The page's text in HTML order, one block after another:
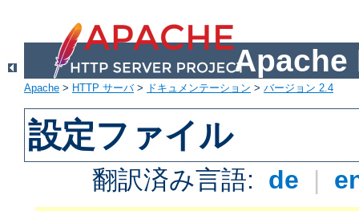
Apache
Apache > HTTP サーバ> ドキュメンテーション > バージョン 2.4
設定ファイル
翻訳済み言語: de |